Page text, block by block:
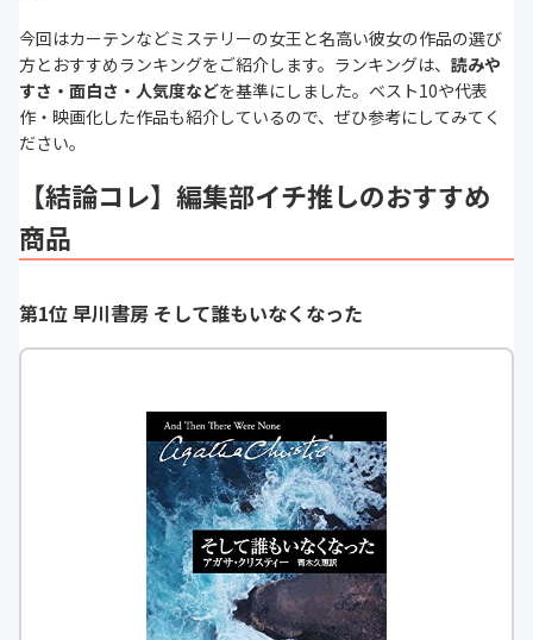
今回はカーテンなどミステリーの女王と名高い彼女の作品の選び
方とおすすめランキングをご紹介します。ランキングは、 読みや
すさ・面白さ・人気度などを基準にしました。ベスト10や代表
作・映画化した作品も紹介しているので、ぜひ参考にしてみてく
ださい。
【結論コレ】編集部イチ推しのおすすめ
商品
第1位 早川書房 そして誰もいなくなった